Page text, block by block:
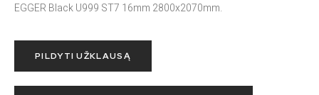
EGGER Black U999 ST7 16mm 2800x2070mm.
PILDYTI UŽKLAUSĄ